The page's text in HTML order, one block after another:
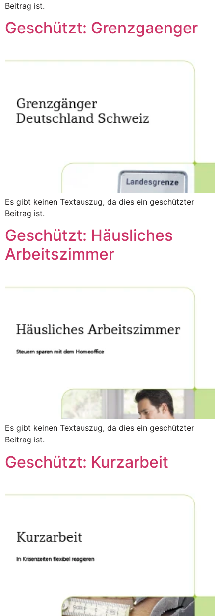
Beitrag ist.
Geschützt: Grenzgaenger
Es gibt keinen Textauszug, da dies ein geschützter
Beitrag ist.
Geschützt: Häusliches
Arbeitszimmer
Es gibt keinen Textauszug, da dies ein geschützter
Beitrag ist.
Geschützt: Kurzarbeit